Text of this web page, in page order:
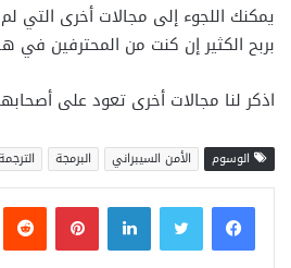
يمكنك اللجوء إلى مجالات أخرى التي
بربح الكثير إن كنت من المحترفين في
اذكر لنا مجالات أخرى تعود على
الوسوم الأمن السيبراني البرمجة
لينكدإن بينتيريست